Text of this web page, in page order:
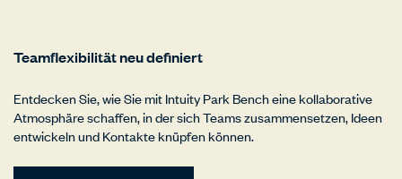
Teamflexibilität neu definiert
Entdecken Sie, wie Sie mit Intuity Park Bench eine kollaborative
Atmosphäre schaffen, in der sich Teams zusammensetzen, Ideen
entwickeln und Kontakte knüpfen können.